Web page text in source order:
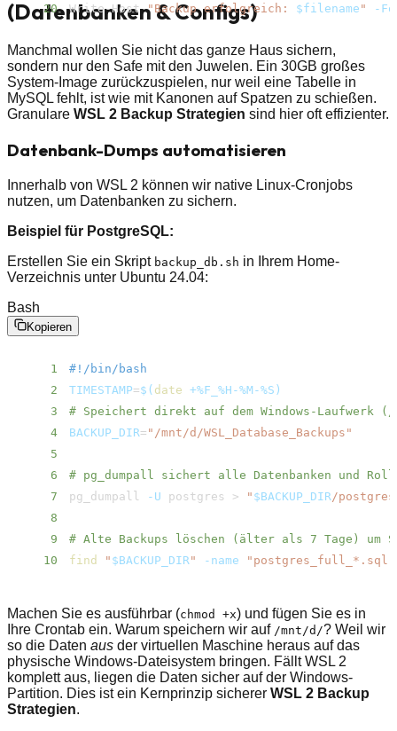
20 Write-Host "Backup erfolgreich: $filename " -
(Datenbanken & Configs)
Manchmal wollen Sie nicht das ganze Haus sichern,
sondern nur den Safe mit den Juwelen. Ein 30GB großes
System-Image zurückzuspielen, nur weil eine Tabelle in
MySQL fehlt, ist wie mit Kanonen auf Spatzen zu schießen.
Granulare WSL 2 Backup Strategien sind hier oft effizienter.
Datenbank-Dumps automatisieren
Innerhalb von WSL 2 können wir native Linux-Cronjobs
nutzen, um Datenbanken zu sichern.
Beispiel für PostgreSQL:
Erstellen Sie ein Skript backup_db.sh in Ihrem Home-
Verzeichnis unter Ubuntu 24.04:
Bash
Kopieren
1
#!/​bin/​bash
2
TIMESTAMP=$( date +%F_%H-%M-%S )
3
# Speichert direkt auf dem Windows-Laufwerk
4
BACKUP_DIR= "/​mnt/​d/​WSL_Database_Backups"
5
6
# pg_dumpall sichert alle Datenbanken und
7
pg_dumpall -U postgres > " $BACKUP_DIR /​
8
9
# Alte Backups löschen (älter als 7 Tage) um
10
find " $BACKUP_DIR " -name "postgres_full_*.sql"
Machen Sie es ausführbar (chmod +x) und fügen Sie es in
Ihre Crontab ein. Warum speichern wir auf /​mnt/​d/? Weil wir
so die Daten aus der virtuellen Maschine heraus auf das
physische Windows-Dateisystem bringen. Fällt WSL 2
komplett aus, liegen die Daten sicher auf der Windows-
Partition. Dies ist ein Kernprinzip sicherer WSL 2 Backup
Strategien.